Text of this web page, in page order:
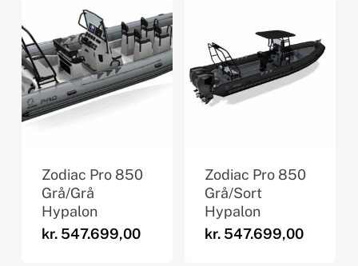
Zodiac Pro 850
Grå/Grå
Hypalon
kr.547.699,00
Zodiac Pro 850
Grå/Sort
Hypalon
kr. 547.699,00